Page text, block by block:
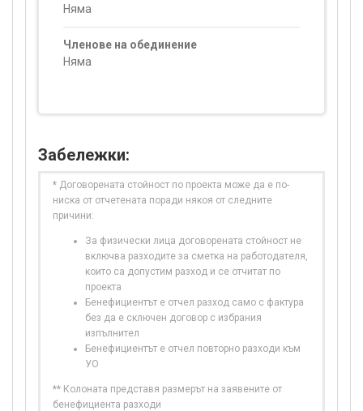
Няма
Членове на обединение
Няма
Забележки:
* Договорената стойност по проекта може да е по-
ниска от отчетената поради някоя от следните
причини:
За физически лица договорената стойност не
включва разходите за сметка на работодателя,
които са допустим разход и се отчитат по
проекта
Бенефициентът е отчел разход само с фактура
без да е сключен договор с избрания
изпълнител
Бенефициентът е отчел повторно разходи към
УО
** Колоната представя размерът на заявените от
бенефициента разходи